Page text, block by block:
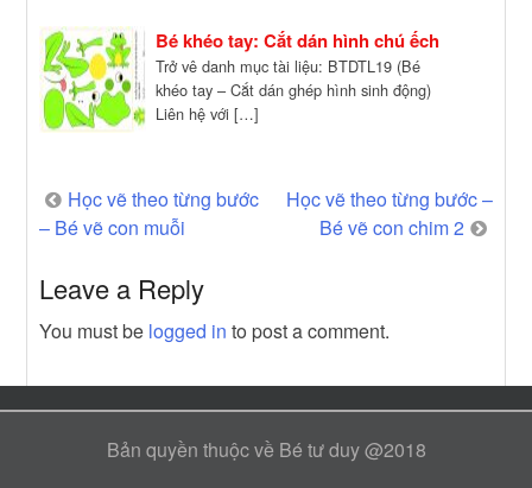
Bé khéo tay: Cắt dán hình chú ếch
Trở vê danh mục tài liệu: BTDTL19 (Bé
khéo tay – Cắt dán ghép hình sinh động)
Liên hệ với […]
Post
navigation
Học vẽ theo từng bước
– Bé vẽ con muỗi
Học vẽ theo từng bước –
Bé vẽ con chim 2
Leave a Reply
You must be logged in to post a comment.
Bản quyền thuộc về Bé tư duy @2018